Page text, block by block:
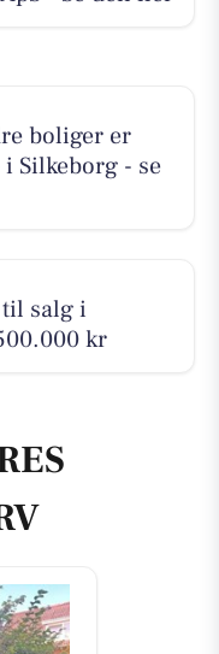
boliger er
Silkeborg - se
salg i
kr